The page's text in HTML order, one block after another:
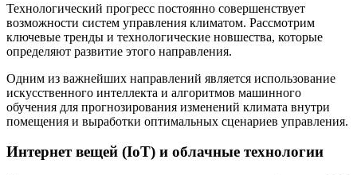
Технологический прогресс постоянно совершенствует
возможности систем управления климатом. Рассмотрим
ключевые тренды и технологические новшества, которые
определяют развитие этого направления.
Одним из важнейших направлений является использование
искусственного интеллекта и алгоритмов машинного
обучения для прогнозирования изменений климата внутри
помещения и выработки оптимальных сценариев управления.
Интернет вещей (IoT) и облачные технологии